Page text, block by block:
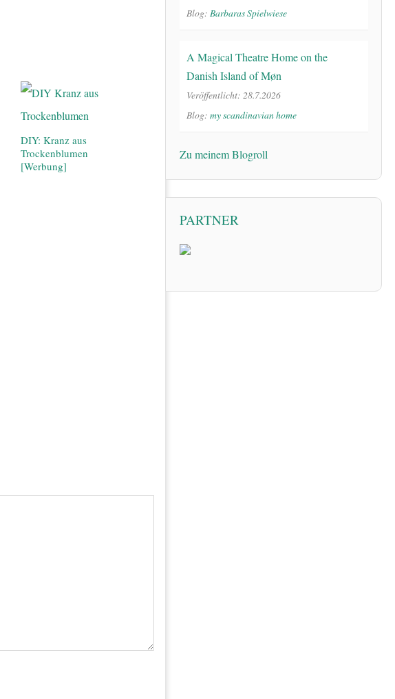
DIY: Kranz aus
Trockenblumen
[Werbung]
Blog: Barbaras Spielwiese
A Magical Theatre Home on the
Danish Island of Møn
Veröffentlicht: 28.7.2026
Blog: my scandinavian home
Zu meinem Blogroll
PARTNER